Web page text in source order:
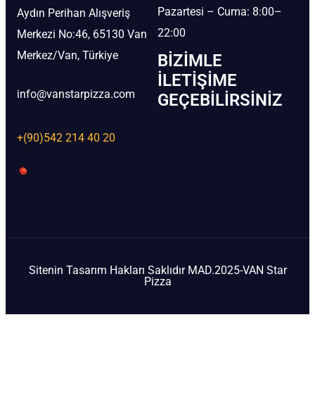
Aydın Perihan Alışveriş
Merkezi No:46, 65130 Van
Merkez/Van, Türkiye
info@vanstarpizza.com
+(90)542 214 40 20
Pazartesi – Cuma: 8:00–
22:00
BIZIMLE
İLETIŞIME
GEÇEBILIRSINIZ
Sitenin Tasarım Hakları Saklıdır MAD.2025-VAN Star
Pizza